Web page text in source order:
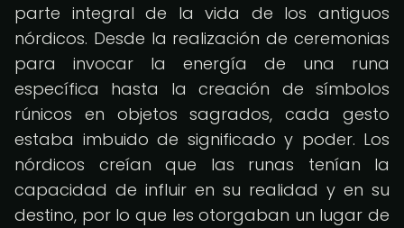
parte integral de la vida de los antiguos
nórdicos. Desde la realización de ceremonias
para invocar la energía de una runa
específica hasta la creación de símbolos
rúnicos en objetos sagrados, cada gesto
estaba imbuido de significado y poder. Los
nórdicos creían que las runas tenían la
capacidad de influir en su realidad y en su
destino, por lo que les otorgaban un lugar de